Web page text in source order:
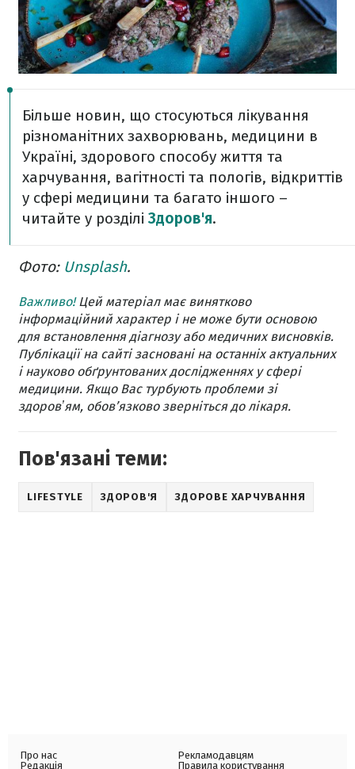
Більше новин, що стосуються лікування
різноманітних захворювань, медицини в
Україні, здорового способу життя та
харчування, вагітності та пологів, відкриттів
у сфері медицини та багато іншого –
читайте у розділі Здоров'я.
Фото: Unsplash.
Важливо!Цей матеріал має винятково
інформаційний характер і не може бути основою
для встановлення діагнозу або медичних висновків.
Публікації на сайті засновані на останніх актуальних
і науково обґрунтованих дослідженнях у сфері
медицини. Якщо Вас турбують проблеми зі
здоровʼям, обов’язково зверніться до лікаря.
Пов'язані теми:
LIFESTYLE ЗДОРОВ'Я ЗДОРОВЕ ХАРЧУВАННЯ
Про нас
Редакція
Рекламодавцям
Правила користування